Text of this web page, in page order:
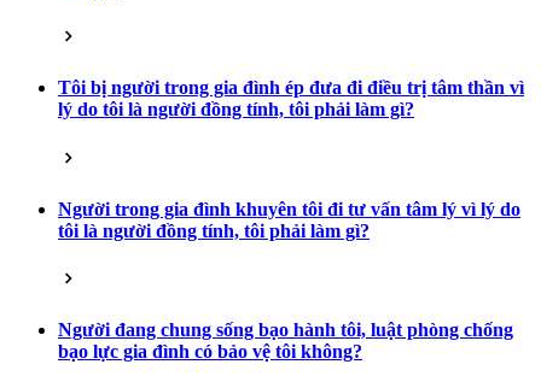
Tôi bị người trong gia đình ép đưa đi điều trị tâm thần vì
lý do tôi là người đồng tính, tôi phải làm gì?
Người trong gia đình khuyên tôi đi tư vấn tâm lý vì lý do
tôi là người đồng tính, tôi phải làm gì?
Người đang chung sống bạo hành tôi, luật phòng chống
bạo lực gia đình có bảo vệ tôi không?